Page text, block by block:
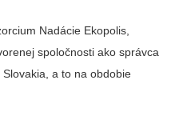
Nadácie Ekopolis,
spoločnosti ako správca
a to na obdobie